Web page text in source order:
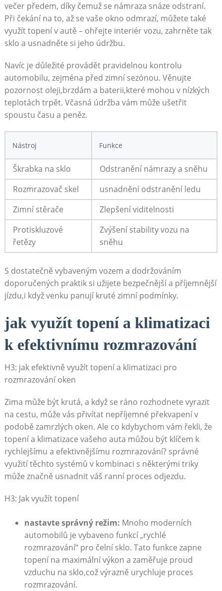
večer předem, díky čemuž se námraza snáze odstraní.
Při čekání na to, až se‍ vaše okno odmrazí, můžete také
využít ⁢topení v autě – ohřejte interiér vozu, zahrněte tak
sklo a usnadněte​ si jeho​ údržbu.
Navíc je důležité provádět pravidelnou kontrolu
automobilu, zejména před zimní sezónou.‌ Věnujte
pozornost oleji,brzdám a baterii,které mohou v nízkých
teplotách trpět. Včasná údržba vám může ušetřit
spoustu času a peněz.
Nástroj Funkce
Škrabka na sklo
Odstranění námrazy a sněhu
Rozmrazovač‍ skel
usnadnění odstranění ⁤ledu
Zimní stěrače
Zlepšení viditelnosti
Protiskluzové
řetězy
Zvýšení stability vozu na
‌sněhu
S⁢ dostatečně vybaveným vozem a dodržováním
doporučených praktik‌ si užijete bezpečnější a příjemnější
jízdu,i když venku panují kruté zimní podmínky.
jak využít ⁣topení a klimatizaci
k efektivnímu rozmrazování
H3: jak efektivně ⁣využít topení a klimatizaci pro
rozmrazování oken
Zima ⁤může být krutá, a když se ráno rozhodnete vyrazit
na cestu, ‍může vás přivítat nepříjemné překvapení v
podobě zamrzlých oken. Ale co kdybychom⁢ vám⁢ řekli,⁤ že
topení a‌ klimatizace vašeho ⁣auta můžou být klíčem k
rychlejšímu a efektivnějšímu rozmrazování? správné
využití těchto systémů v kombinaci s některými triky
může značně usnadnit váš ⁤ranní proces odjezdu.
H3: Jak využít topení
nastavte správný režim: Mnoho moderních
automobilů je vybaveno funkcí „rychlé
rozmrazování“ pro čelní ‍sklo. Tato ⁣funkce zapne
topení na⁢ maximální výkon a zaměřuje proud
vzduchu na sklo,což výrazně urychluje proces
rozmrazování.